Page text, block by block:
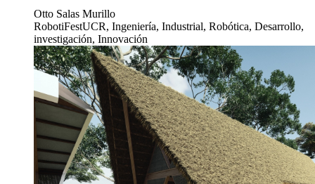
Otto Salas Murillo
RobotiFestUCR, Ingeniería, Industrial, Robótica, Desarrollo,
investigación, Innovación